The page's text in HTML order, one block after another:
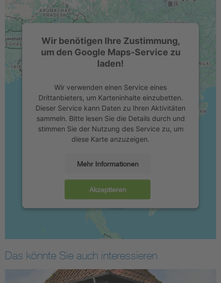
Wir benötigen Ihre Zustimmung,
um den Google Maps-Service zu
laden!
Wir verwenden einen Service eines
Drittanbieters, um Karteninhalte einzubetten.
Dieser Service kann Daten zu Ihren Aktivitäten
sammeln. Bitte lesen Sie die Details durch und
stimmen Sie der Nutzung des Service zu, um
diese Karte anzuzeigen.
Mehr Informationen
Akzeptieren
Das könnte Sie auch interessieren